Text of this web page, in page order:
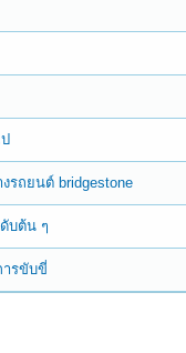
รถยนต์ bridgestone
บต้น ๆ
ารขับขี่